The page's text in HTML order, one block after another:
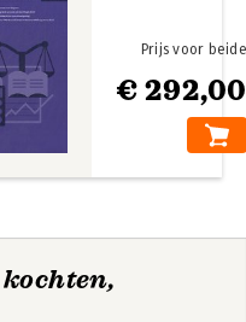
€ 292,00
Prijs voor beide